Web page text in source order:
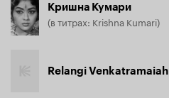
Кришна Кумари
(в титрах: Krishna Kumari)
Relangi Venkatramaiah